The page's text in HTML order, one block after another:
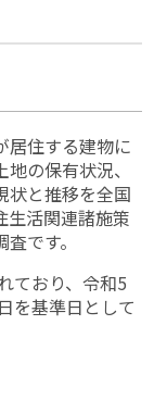
居住する建物に
の保有状況、
状と推移を全国
生活関連諸施策
です。
ており、令和5
を基準日として